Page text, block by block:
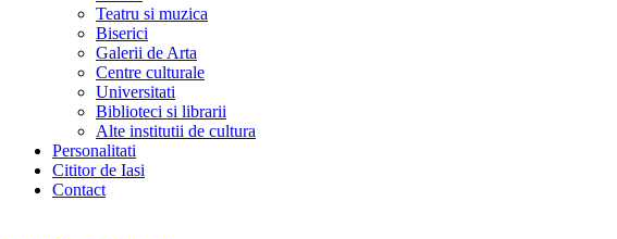
Teatru si muzica
Biserici
Galerii de Arta
Centre culturale
Universitati
Biblioteci si librarii
Alte institutii de cultura
Personalitati
Cititor de Iasi
Contact